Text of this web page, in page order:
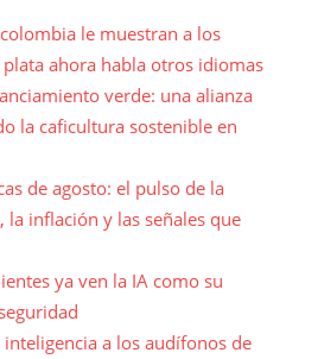
le muestran a los
ahora habla otros idiomas
verde: una alianza
la caficultura sostenible en
de agosto: el pulso de la
inflación y las señales que
ya ven la IA como su
a los audífonos de